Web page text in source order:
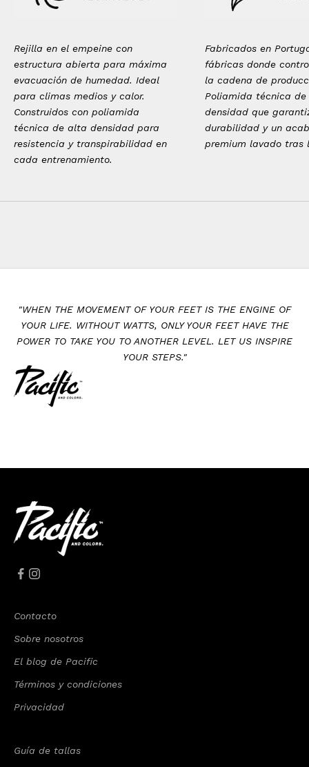
Rejilla en el empeine con
estructura abierta para máxima
evacuación de humedad. Ideal
para climas medios y calor.
Construidos con poliamida
técnica de alta densidad para
resistencia y transpirabilidad en
cada entrenamiento.
Fabricados en
fábricas donde
la cadena de
Poliamida técnica
densidad que
durabilidad y un
premium lavado tras
"WHEN THE MOVEMENT OF YOUR FEET IS THE ENGINE OF
YOUR LIFE. WITHOUT WATTS, ONLY YOUR FEET HAVE THE
POWER TO TAKE YOU TO ANOTHER LEVEL. LET US INSPIRE
YOUR STEPS."
Contacto
Sobre nosotros
El blog de Pacific
Términos y condiciones
Privacidad
Guía de tallas